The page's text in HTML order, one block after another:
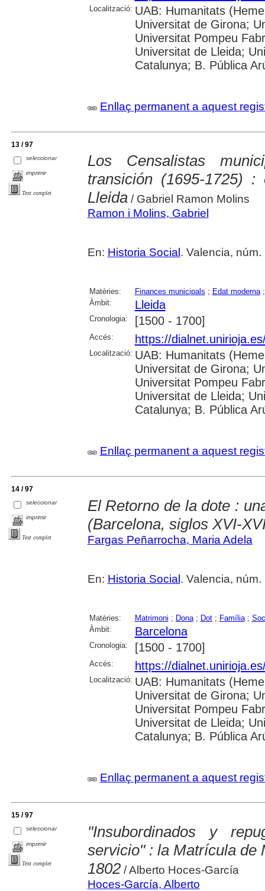
Localització: UAB: Humanitats
Universitat de Girona;
Universitat Pompeu
Universitat de Lleida;
Catalunya; B. Pública
Enllaç permanent a aquest
13 / 97
seleccionar
imprimir
Text complet
Los Censalistas
transición (1695-1725)
Lleida/ Gabriel Ramon Molins
Ramon i Molins, Gabriel
En: Historia Social . Valencia,
Matèries: Finances municipals ; Edat moderna
Àmbit:
Lleida
Cronologia: [1500 - 1700]
Accés: https://
Localització: UAB: Humanitats
Universitat de Girona;
Universitat Pompeu
Universitat de Lleida;
Catalunya; B. Pública
Enllaç permanent a aquest
14 / 97
seleccionar
imprimir
Text complet
El Retorno de la dote :
(Barcelona, siglos XVI-
Fargas Peñarrocha, Maria Adela
En: Historia Social. Valencia,
Matèries: Matrimoni ; Dona; Dot; Família;
Àmbit:
Barcelona
Cronologia: [1500 - 1700]
Accés: https://
Localització: UAB: Humanitats
Universitat de Girona;
Universitat Pompeu
Universitat de Lleida;
Catalunya; B. Pública
Enllaç permanent a aquest
15 / 97
seleccionar
imprimir
Text complet
"Insubordinados y
servicio" : la Matrícula de
1802/ Alberto Hoces-García
Hoces-García, Alberto